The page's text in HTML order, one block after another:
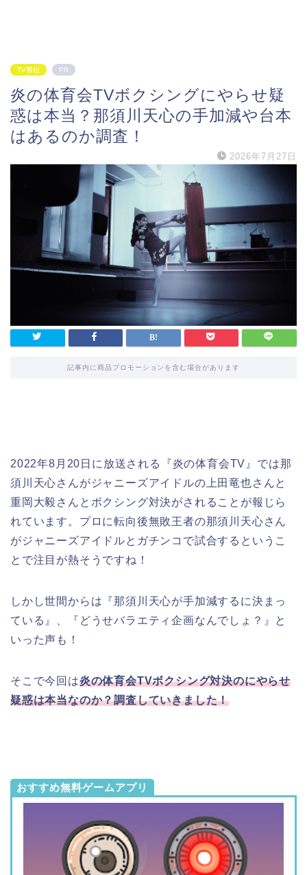
TV番組 PR
炎の体育会TVボクシングにやらせ疑
惑は本当？那須川天心の手加減や台本
はあるのか調査！
2026年7月27日
記事内に商品プロモーションを含む場合があります
2022年8月20日に放送される『炎の体育会TV』では那
須川天心さんがジャニーズアイドルの上田竜也さんと
重岡大毅さんとボクシング対決がされることが報じら
れています。プロに転向後無敗王者の那須川天心さん
がジャニーズアイドルとガチンコで試合するというこ
とで注目が熱そうですね！
しかし世間からは『那須川天心が手加減するに決まっ
ている』、『どうせバラエティ企画なんでしょ？』と
いった声も！
そこで今回は炎の体育会TVボクシング対決のにやらせ
疑惑は本当なのか？調査していきました！
おすすめ無料ゲームアプリ